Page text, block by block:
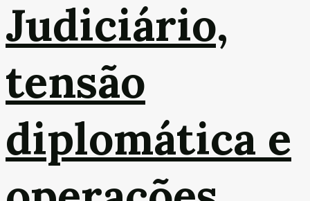
Judiciário,
tensão
diplomática e